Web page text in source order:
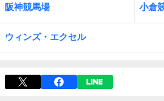
阪神競馬場 小倉
ウィンズ・エクセル